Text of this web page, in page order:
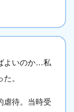
よいのか…私
。
虐待。当時受